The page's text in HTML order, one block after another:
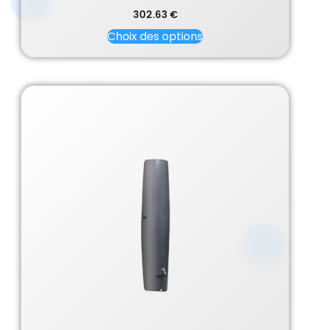
302.63 €
Choix des options